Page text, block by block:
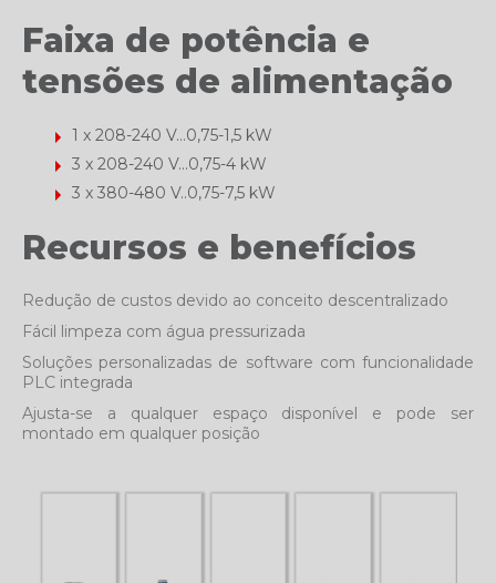
Faixa de potência e
tensões de alimentação
1 x 208-240 V...0,75-1,5 kW
3 x 208-240 V...0,75-4 kW
3 x 380-480 V..0,75-7,5 kW
Recursos e benefícios
Redução de custos devido ao conceito descentralizado
Fácil limpeza com água pressurizada
Soluções personalizadas de software com funcionalidade
PLC integrada
Ajusta-se a qualquer espaço disponível e pode ser
montado em qualquer posição